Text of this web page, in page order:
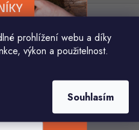
prohlížení webu a díky
výkon a použitelnost.
Souhlasím
spodmínkami ochrany